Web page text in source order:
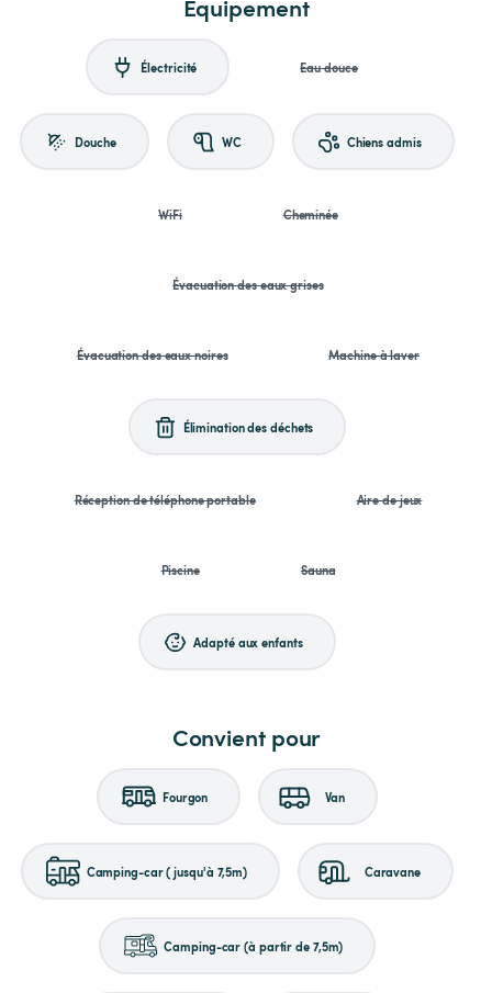
Equipement
Électricité Eau douce
Douche WC Chiens admis
WiFi Cheminée
Évacuation des eaux grises
Évacuation des eaux noires Machine à laver
Élimination des déchets
Réception de téléphone portable Aire de jeux
Piscine Sauna
Adapté aux enfants
Convient pour
Fourgon Van
Camping-car (jusqu'à 7,5m) Caravane
Camping-car (à partir de 7,5m)